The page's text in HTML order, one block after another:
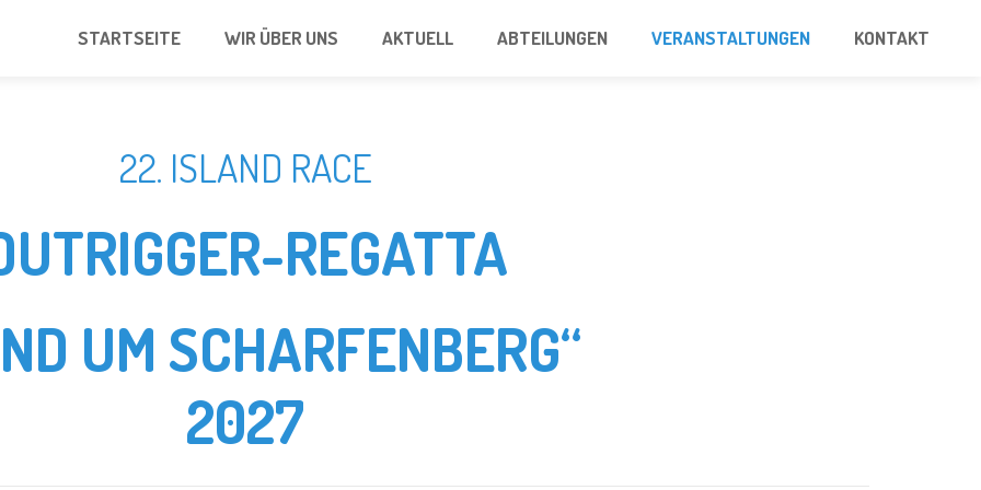
STARTSEITE WIR ÜBER UNS AKTUELL ABTEILUNGEN VERANSTALTUNGEN KONTAKT
22. ISLAND RACE
REGATTA
UM SCHARFENBERG“
2027